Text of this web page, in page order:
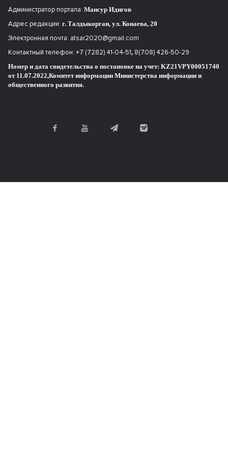
Администратор портала: Мансур Идигов
Адрес редакции: г. Талдыкорган, ул. Конаева, 20
Электронная почта: atsar2020@gmail.com
Контактный телефон: +7 (7282) 41-04-51, 8(708) 426-50-29
Номер и дата свидетельства о постановке на учет: KZ21VPY00051740
от 11.07.2022,Комитет информации Министерства информации и
общественного развития.